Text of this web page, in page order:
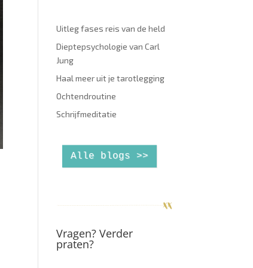
Uitleg fases reis van de held
Dieptepsychologie van Carl
Jung
Haal meer uit je tarotlegging
Ochtendroutine
Schrijfmeditatie
Alle blogs >>
Vragen? Verder
praten?